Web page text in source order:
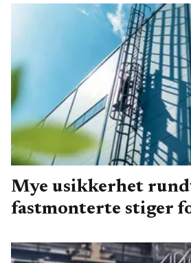
Mye usikkerhet
fastmonterte stiger